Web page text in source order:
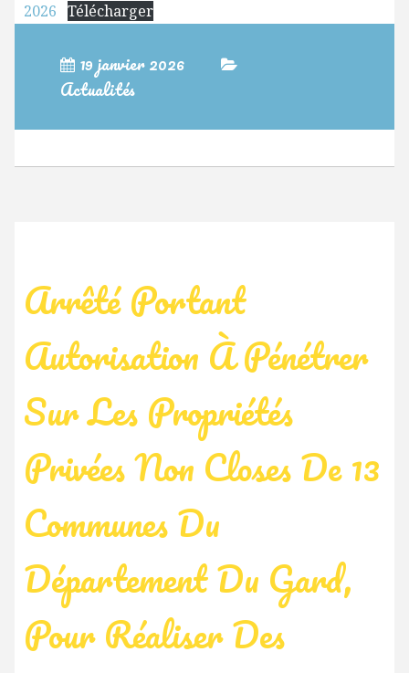
2026 Télécharger
19 janvier 2026
Actualités
Arrêté Portant
Autorisation À Pénétrer
Sur Les Propriétés
Privées Non Closes De 13
Communes Du
Département Du Gard,
Pour Réaliser Des